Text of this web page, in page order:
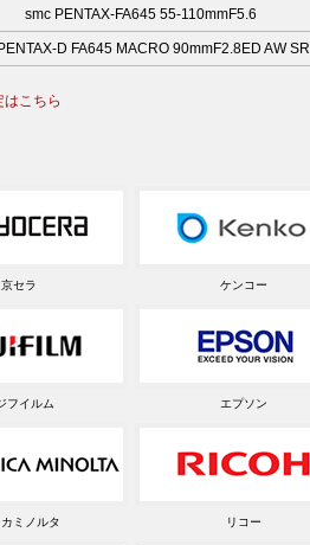
smc PENTAX-FA645 55-110mmF5.6
D FA645 MACRO 90mmF2.8ED AW SR
京セラ ケンコー
フイルム エプソン
ミノルタ リコー